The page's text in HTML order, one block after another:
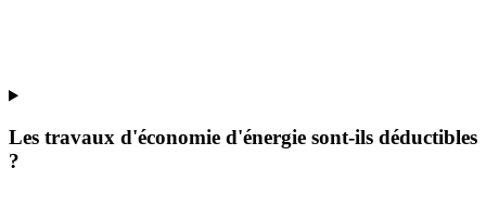
Les travaux d'économie d'énergie sont-ils déductibles
?